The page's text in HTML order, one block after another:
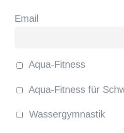
Email
Aqua-Fitness
Aqua-Fitness für
Wassergymnastik